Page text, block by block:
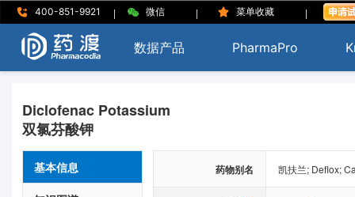
400-851-9921 | 微信 | 菜单收藏 |
数据产品 PharmaPro
Diclofenac Potassium
双氯芬酸钾
基本信息 药物别名 凯扶兰; Deflox;